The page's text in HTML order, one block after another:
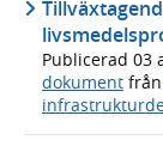
Publicerad 03
dokument från